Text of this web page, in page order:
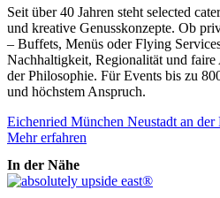
Seit über 40 Jahren steht selected
und kreative Genusskonzepte. Ob
– Buffets, Menüs oder Flying
Nachhaltigkeit, Regionalität und
der Philosophie. Für Events bis zu
und höchstem Anspruch.
Eichenried München Neustadt an der
Mehr erfahren
In der Nähe